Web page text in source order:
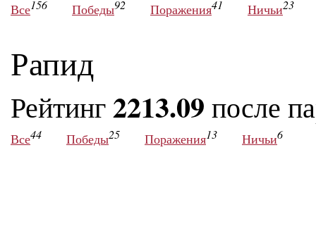
Все156 Победы92 Поражения41 Ничьи23
Рапид
Рейтинг2213.09 после
Все44 Победы25 Поражения13 Ничьи6